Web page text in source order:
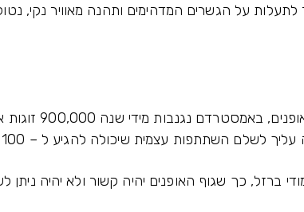
על הגשרים המדהימים ותהנה מאוויר נקי,
הכלל החשוב ביותר הוא: שמירה על האופנים,
לשלם השתתפות עצמית שיכולה להגיע ל – 100 יורו ויותר.
ברזל, כך שגוף האופנים יהיה קשור ולא יהיה ניתן